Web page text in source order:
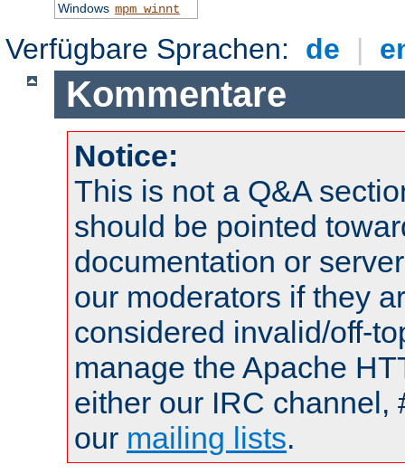
Windows mpm_winnt
Verfügbare Sprachen: de |
Kommentare
Notice:
This is not a Q&A
should be pointed
documentation or
our moderators if they
considered invalid/off-
manage the Apache
either our IRC channel,
our mailing lists.